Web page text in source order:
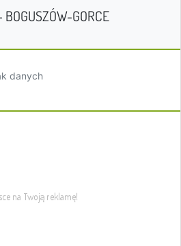
GORCE
danych